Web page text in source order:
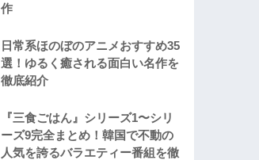
作
日常系ほのぼのアニメおすすめ35
選！ゆるく癒される面白い名作を
徹底紹介
『三食ごはん』シリーズ1〜シリ
ーズ9完全まとめ！韓国で不動の
人気を誇るバラエティー番組を徹